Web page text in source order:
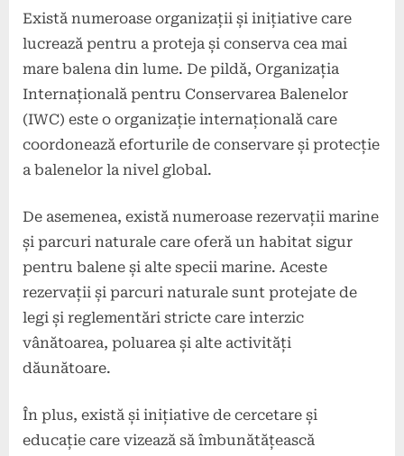
Există numeroase organizații și inițiative care
lucrează pentru a proteja și conserva cea mai
mare balena din lume. De pildă, Organizația
Internațională pentru Conservarea Balenelor
(IWC) este o organizație internațională care
coordonează eforturile de conservare și protecție
a balenelor la nivel global.
De asemenea, există numeroase rezervații marine
și parcuri naturale care oferă un habitat sigur
pentru balene și alte specii marine. Aceste
rezervații și parcuri naturale sunt protejate de
legi și reglementări stricte care interzic
vânătoarea, poluarea și alte activități
dăunătoare.
În plus, există și inițiative de cercetare și
educație care vizează să îmbunătățească